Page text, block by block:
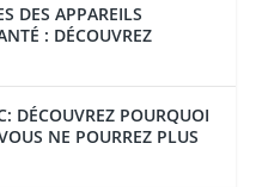
DES APPAREILS
: DÉCOUVREZ
DÉCOUVREZ POURQUOI
NE POURREZ PLUS